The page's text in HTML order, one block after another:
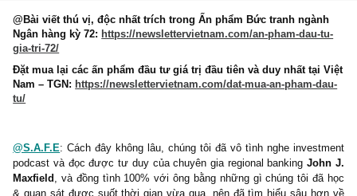
26/08/2024
@Bài viết thú vị, độc nhất trích trong Ấn phẩm Bức tranh
Ngân hàng kỳ 72:https://newslettervietnam.com/an-pham-
gia-tri-72/
tu/